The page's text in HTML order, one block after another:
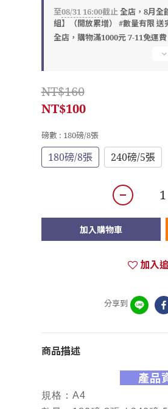
至08/31 16:00截止全店，8月全
組】（開放累增） #數量有限 送
全店，購物滿1000元 7-11免運費
NT$160
NT$100
磅數 : 180磅/8張
180磅/8張 240磅/5張
加入購物車
加入
分享到
商品描述
產品
規格：A4